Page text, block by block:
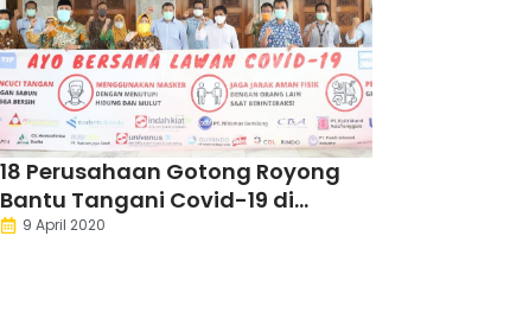
18 Perusahaan Gotong Royong
Bantu Tangani Covid-19 di
Kabupaten Serang
9 April 2020